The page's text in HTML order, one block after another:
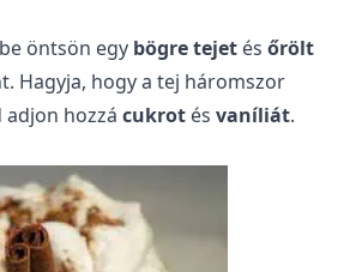
öntsön egy bögre tejet és őrölt
Hagyja, hogy a tej háromszor
hozzá cukrot és vaníliát.